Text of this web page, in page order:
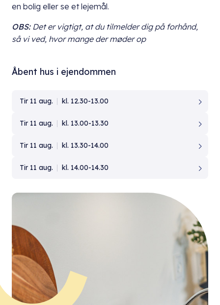
en bolig eller se et lejemål.
OBS: Det er vigtigt, at dutilmelder dig på forhånd,
så vi ved, hvor mange der møder op
Åbent hus i ejendommen
Tir 11 aug. kl. 12.30-13.00
Tir 11 aug. kl. 13.00-13.30
Tir 11 aug. kl. 13.30-14.00
Tir 11 aug. kl. 14.00-14.30